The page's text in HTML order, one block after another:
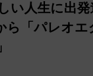
い人生に出
ら「パレオエ